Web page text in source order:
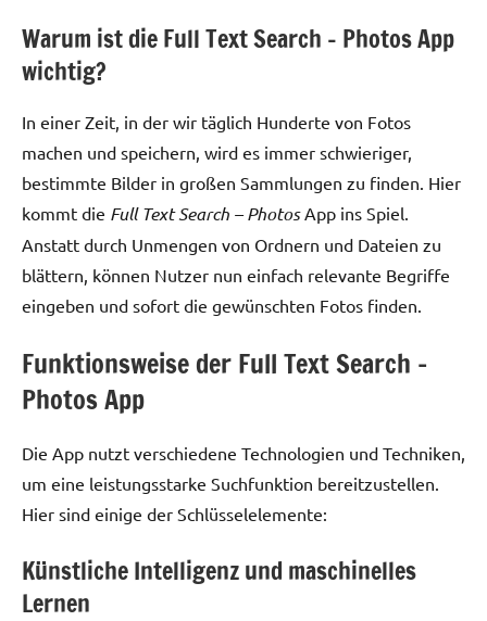
Warum ist die Full Text Search – Photos App
wichtig?
In einer Zeit, in der wir täglich Hunderte von Fotos
machen und speichern, wird es immer schwieriger,
bestimmte Bilder in großen Sammlungen zu finden. Hier
kommt die Full Text Search – PhotosApp ins Spiel.
Anstatt durch Unmengen von Ordnern und Dateien zu
blättern, können Nutzer nun einfach relevante Begriffe
eingeben und sofort die gewünschten Fotos finden.
Funktionsweise der Full Text Search –
Photos App
Die App nutzt verschiedene Technologien und Techniken,
um eine leistungsstarke Suchfunktion bereitzustellen.
Hier sind einige der Schlüsselelemente:
Künstliche Intelligenz und maschinelles
Lernen